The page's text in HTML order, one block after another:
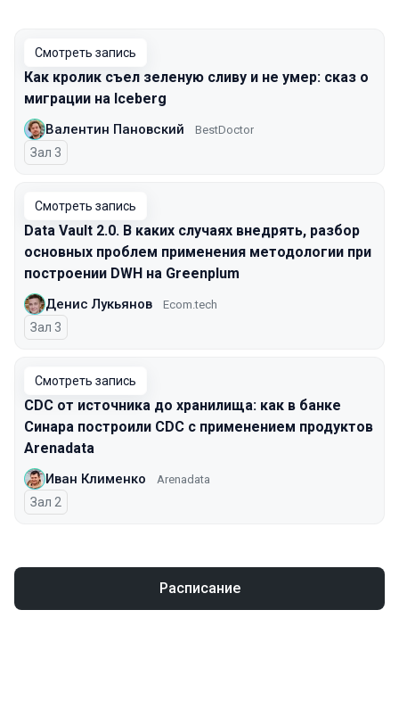
Смотреть запись
Как кролик съел зеленую сливу и не умер: сказ о
миграции на Iceberg
Валентин Пановский BestDoctor
Зал 3
Смотреть запись
Data Vault 2.0. В каких случаях внедрять, разбор
основных проблем применения методологии при
построении DWH на Greenplum
Денис Лукьянов Ecom.tech
Зал 3
Смотреть запись
CDC от источника до хранилища: как в банке
Синара построили CDC с применением продуктов
Arenadata
Иван Клименко Arenadata
Зал 2
Расписание